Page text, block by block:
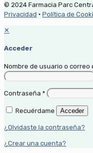
© 2024 Farmacia Parc
Privacidad · Política de
✕
Acceder
Nombre de usuario o correo
Contraseña *
Recuérdame Acceder
¿Olvidaste la contraseña?
¿Crear una cuenta?